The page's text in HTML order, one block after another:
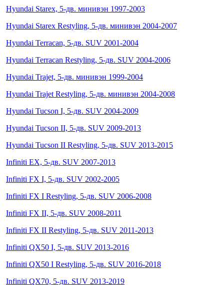
Hyundai Starex, 5-дв. минивэн 1997-2003
Hyundai Starex Restyling, 5-дв. минивэн 2004-2007
Hyundai Terracan, 5-дв. SUV 2001-2004
Hyundai Terracan Restyling, 5-дв. SUV 2004-2006
Hyundai Trajet, 5-дв. минивэн 1999-2004
Hyundai Trajet Restyling, 5-дв. минивэн 2004-2008
Hyundai Tucson I, 5-дв. SUV 2004-2009
Hyundai Tucson II, 5-дв. SUV 2009-2013
Hyundai Tucson II Restyling, 5-дв. SUV 2013-2015
Infiniti EX, 5-дв. SUV 2007-2013
Infiniti FX I, 5-дв. SUV 2002-2005
Infiniti FX I Restyling, 5-дв. SUV 2006-2008
Infiniti FX II, 5-дв. SUV 2008-2011
Infiniti FX II Restyling, 5-дв. SUV 2011-2013
Infiniti QX50 I, 5-дв. SUV 2013-2016
Infiniti QX50 I Restyling, 5-дв. SUV 2016-2018
Infiniti QX70, 5-дв. SUV 2013-2019